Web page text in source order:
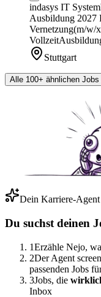
indasys IT
Ausbildung 2027
Vernetzung(m/w/
Vollzeit
Stuttgart
Alle 100+ ähnlichen Jobs
Dein Karriere-Agent
Du suchst deinen
1Erzähle Nejo,
2Der Agent
passenden Jobs
3Jobs, die
Inbox